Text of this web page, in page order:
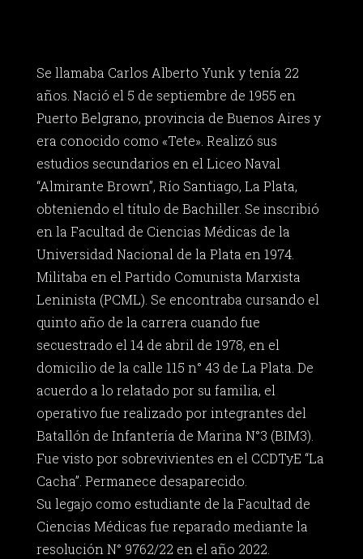
Se llamaba Carlos Alberto Yunk y tenía 22
años. Nació el 5 de septiembre de 1955 en
Puerto Belgrano, provincia de Buenos Aires y
era conocido como «Tete». Realizó sus
estudios secundarios en el Liceo Naval
“Almirante Brown”, Río Santiago, La Plata,
obteniendo el título de Bachiller. Se inscribió
en la Facultad de Ciencias Médicas de la
Universidad Nacional de la Plata en 1974.
Militaba en el Partido Comunista Marxista
Leninista (PCML). Se encontraba cursando el
quinto año de la carrera cuando fue
secuestrado el 14 de abril de 1978, en el
domicilio de la calle 115 n° 43 de La Plata. De
acuerdo a lo relatado por su familia, el
operativo fue realizado por integrantes del
Batallón de Infantería de Marina N°3 (BIM3).
Fue visto por sobrevivientes en el CCDTyE “La
Cacha”. Permanece desaparecido.
Su legajo como estudiante de la Facultad de
Ciencias Médicas fue reparado mediante la
resolución N° 9762/22 en el año 2022.